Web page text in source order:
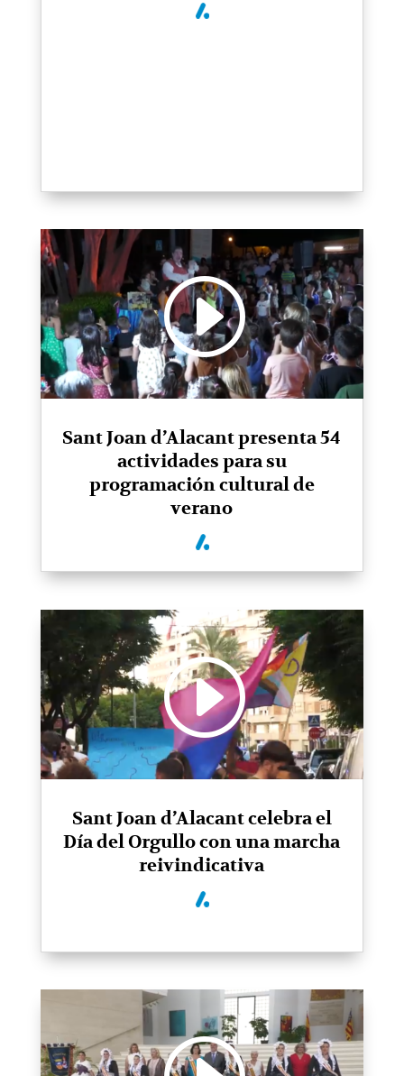
Sant Joan d’Alacant presenta 54
actividades para su
programación cultural de
verano
Sant Joan d’Alacant celebra el
Día del Orgullo con una marcha
reivindicativa